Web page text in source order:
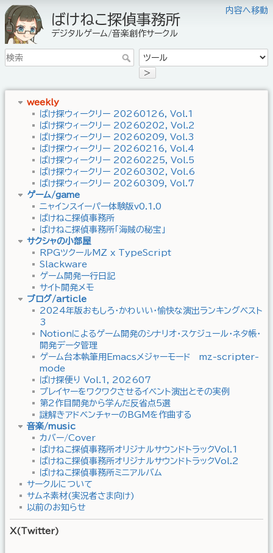
内容へ移動
ばけねこ探偵事務所
デジタルゲーム/音楽創作サークル
>
weekly
ばけ探ウィークリー 20260126, Vol.1
ばけ探ウィークリー 20260202, Vol.2
ばけ探ウィークリー 20260209, Vol.3
ばけ探ウィークリー 20260216, Vol.4
ばけ探ウィークリー 20260225, Vol.5
ばけ探ウィークリー 20260302, Vol.6
ばけ探ウィークリー 20260309, Vol.7
ゲーム/game
ニャインスイーパー体験版v0.1.0
ばけねこ探偵事務所
ばけねこ探偵事務所「海賊の秘宝」
サクシャの小部屋
RPGツクールMZ x TypeScript
Slackware
ゲーム開発一行日記
サイト開発メモ
ブログ/article
2024年版おもしろ・かわいい・愉快な演出ランキングベスト
3
Notionによるゲーム開発のシナリオ・スケジュール・ネタ帳・
開発データ管理
ゲーム台本執筆用Emacsメジャーモード mz-scripter-
mode
ばけ探便り Vol.1, 202607
プレイヤーをワクワクさせるイベント演出とその実例
第2作目開発から学んだ反省点5選
謎解きアドベンチャーのBGMを作曲する
音楽/music
カバー/Cover
ばけねこ探偵事務所オリジナルサウンドトラックVol.1
ばけねこ探偵事務所オリジナルサウンドトラックVol.2
ばけねこ探偵事務所ミニアルバム
サークルについて
サムネ素材(実況者さま向け)
以前のお知らせ
X(Twitter)